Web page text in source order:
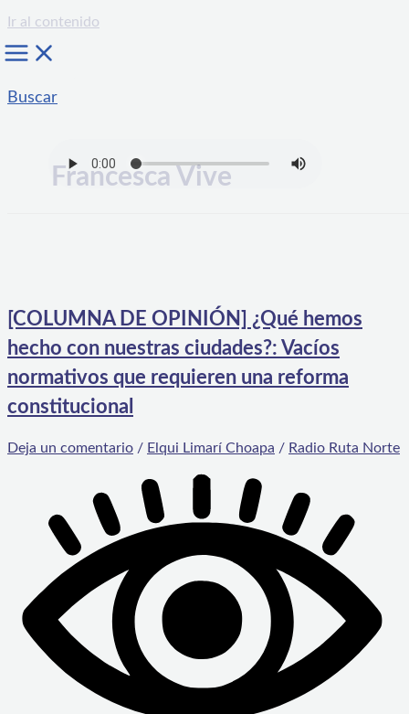
Ir al contenido
Buscar
Francesca Vive
[COLUMNA DE OPINIÓN] ¿Qué hemos
hecho con nuestras ciudades?: Vacíos
normativos que requieren una reforma
constitucional
Deja un comentario / Elqui Limarí Choapa / Radio Ruta Norte